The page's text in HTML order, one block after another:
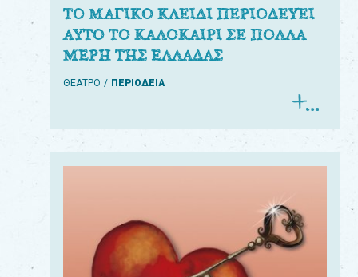
ΤΟ ΜΑΓΙΚΟ ΚΛΕΙΔΙ ΠΕΡΙΟΔΕΥΕΙ
ΑΥΤΟ ΤΟ ΚΑΛΟΚΑΙΡΙ ΣΕ ΠΟΛΛΑ
ΜΕΡΗ ΤΗΣ ΕΛΛΑΔΑΣ
ΘΕΑΤΡΟ ΠΕΡΙΟΔΕΙΑ